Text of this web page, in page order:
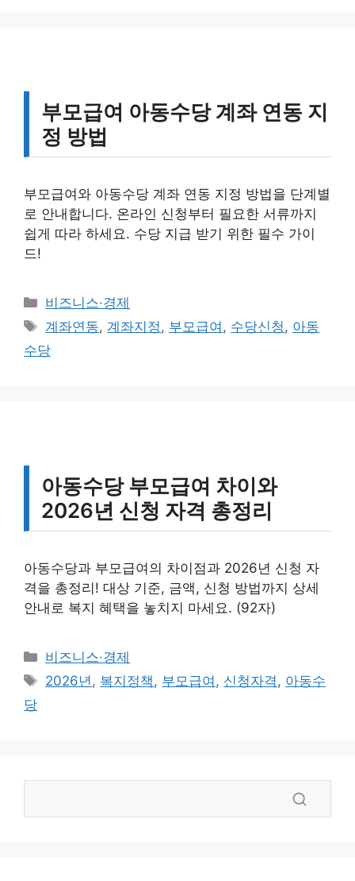
부모급여 아동수당 계좌 연동 지
정 방법
부모급여와 아동수당 계좌 연동 지정 방법을 단계별
로 안내합니다. 온라인 신청부터 필요한 서류까지
쉽게 따라 하세요. 수당 지급 받기 위한 필수 가이
드!
카
테
리
비즈니스·경제
태
그
계좌연동, 계좌지정, 부모급여 , 수당신청, 아동
수당
아동수당 부모급여 차이와
2026년 신청 자격 총정리
아동수당과 부모급여의 차이점과 2026년 신청 자
격을 총정리! 대상 기준, 금액, 신청 방법까지 상세
안내로 복지 혜택을 놓치지 마세요. (92자)
카
테
비즈니스·경제
태
2026년, 복지정책, 부모급여 , 신청자격, 아동수
당